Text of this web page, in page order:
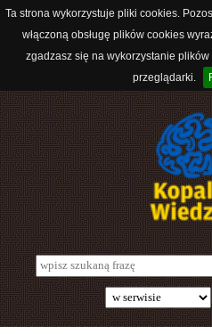
Ta strona wykorzystuje pliki cookies.
włączoną obsługę plików cookies
zgadzasz się na wykorzystanie
przeglądarki.